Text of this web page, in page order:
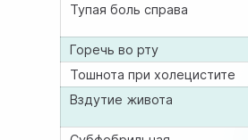
Тупая боль справа
Горечь во рту
Тошнота при холецистите
Вздутие живота